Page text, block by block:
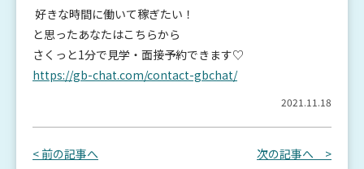
好きな時間に働いて稼ぎたい！
と思ったあなたはこちらから
さくっと1分で見学・面接予約できます♡
https://gb-chat.com/contact-gbchat/
2021.11.18
< 前の記事へ 次の記事へ >